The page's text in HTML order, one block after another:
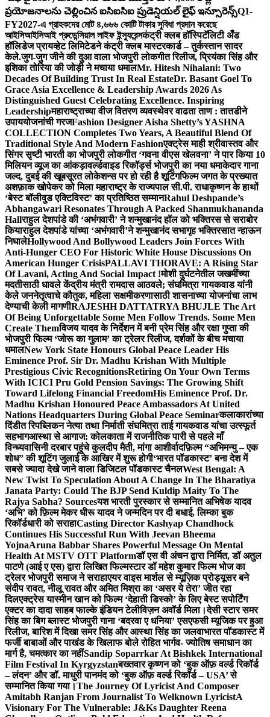
ప్రయోజనాలను చెల్లించిన ఐసిఐసిఐ ప్రుడెన్షియల్ లైఫ్ ఇన్సూరెన్స్Q1-
FY2027-এ গ্রাহকদের মোট ৪,৬৬৬ কোটি টাকার সুবিধা প্রদান করেছে
আইসিআইসিআই প্রুডেন্সিয়াল লাইফ ইন্স্যুরেন্সकंट्री क्लब हॉस्पिटॅलिटी अँड
हॉलिडेज प्रायव्हेट लिमिटेडने कंट्री क्लब मास्टरकार्ड – तुर्कस्तान सादर
केले.जुग-जुग जीने की दुआ वाला भोजपुरी लोकगीत रिलीज, प्रियंका सिंह और
इशिका तोरिया की जोड़ी ने मचाया धमालMr. Hitesh Nihalani: Two
Decades Of Building Trust In Real EstateDr. Basant Goel To
Grace Asia Excellence & Leadership Awards 2026 As
Distinguished Guest Celebrating Excellence. Inspiring
Leadershipमहाराष्ट्राच्या वीज वितरण व्यवस्थेवर वाढता ताण : तातडीने
उपाययोजनांची गरजFashion Designer Aisha Shetty’s YASHNA
COLLECTION Completes Two Years, A Beautiful Blend Of
Traditional Style And Modern Fashionएक्ट्रेस माही श्रीवास्तव और
सिंगर सृष्टी भारती का भोजपुरी लोकगीत ‘गवना वीएस खेलवना’ ने पार किया 10
मिलियन व्यूज का आंकड़ावर्ल्डवाइड रिकॉर्ड्स भोजपुरी का नया धमाकेदार गाना
जल्द, दुबई की खूबसूरत लोकेशन्स पर हो रही है शूटिंगफिल्म जगत के प्रख्यात
अशफ़ाक खोपेकर को मिला महाराष्ट्र के राज्यपाल सी.पी. राधाकृष्णन के हाथों
‘बेस्ट बॉलीवुड एक्टिविस्ट’ का प्रतिष्ठित सम्मानRahul Deshpande’s
Abhangawari Resonates Through A Packed Shanmukhananda
Hallराहुल देशपांडे की ‘अभंगवारी’ ने शन्मुखानंद हॉल को भक्तिरस से सराबोर
कियाराहुल देशपांडे यांच्या ‘अभंगवारी’ने शन्मुखानंद सभागृह भक्तिरसात न्हाऊन
निघालेHollywood And Bollywood Leaders Join Forces With
Anti-Hunger CEO For Historic White House Discussions On
American Hunger CrisisPALLAVI THORAVE: A Rising Star
Of Lavani, Acting And Social Impact !मोशी दुर्घटनेतील जखमींच्या
मदतीसाठी धावले केंद्रीय मंत्री रामदास आठवले; संघमित्रा गायकवाड यांनी
केले जननेतृत्वाचे कौतुक, महिला सक्षमीकरणासाठी शासनाच्या योजनांचा लाभ
देण्याची केली मागणीRAJESHH DATTATRYA BHUJLE The Art
Of Being Unforgettable Some Men Follow Trends. Some Men
Create Themविजय यादव के निर्देशन में बनी प्रेम सिंह और रक्षा गुप्ता की
भोजपुरी फिल्म ‘जोरू का गुलाम’ का ट्रेलर रिलीज, दर्शकों के बीच मचाया
धमालNew York State Honours Global Peace Leader His
Eminence Prof. Sir Dr. Madhu Krishan With Multiple
Prestigious Civic RecognitionsRetiring On Your Own Terms
With ICICI Pru Gold Pension Savings: The Growing Shift
Toward Lifelong Financial FreedomHis Eminence Prof. Dr.
Madhu Krishan Honoured Peace Ambassadors At United
Nations Headquarters During Global Peace Seminarकलाकारांच्या
दिंडीत रिपब्लिकन नेत्या तथा निर्माती संघमित्रा ताई गायकवाड यांचा उत्स्फूर्त
सहभागआस्था से आगाज: कोलकाता में राजनीतिक पारी से पहले माँ
विन्ध्यवासिनी दरबार पहुंचे कुलदीप मैती, मांगा आशीर्वादफ़िल्म “अभिमन्यु – एक
शोध” की शूटिंग जुलाई के आखिर में शुरू होगी‘भारत पॉडकास्ट’ बना देश में
सबसे ज्यादा देखे जाने वाला डिजिटल पॉडकास्ट चैनलWest Bengal: A
New Twist To Speculation About A Change In The Bharatiya
Janata Party: Could The BJP Send Kuldip Maity To The
Rajya Sabha? Sourcesयश भारती पुरस्कार से सम्मानित अभिषेक यादव
‘अभि’ को फ़िल्म मेकर धीरू यादव ने जन्मदिन पर दी बधाई, लिम्का बुक
रिकॉर्डधारी को सराहाCasting Director Kashyap Chandhock
Continues His Successful Run With Jeevan Bheema
YojnaAruna Babbar Shares Powerful Message On Mental
Health At MSTV OTT Platformडॉ एस वी अंचन द्वारा निर्मित, डॉ अतुल
पाटणे (आई ए एस) द्वारा लिखित फिल्मस्टार डॉ महेश कुमार फिल्म भोज का
ट्रेलर भोजपुरी समाज ने सराहाएयर वाइस मार्शल से म्यूज़िक प्रोड्यूसर बने
संदीप रावत, नीलू रावत और अमित मिश्रा का ‘असर ये तेरा’ जीत रहा
दिलएक्ट्रेस यास्मीन खान को फिल्म ‘देहाती डिस्को’ के लिए बेस्ट सपोर्टिंग
एक्टर का दादा साहब फाल्के इंडियन टेलीविज़न अवॉर्ड मिला।देसी स्टार समर
सिंह का बिग ब्लास्ट भोजपुरी गाना ‘बदरवा ए धनिया’ एसएफसी म्यूजिक पर हुआ
रिलीज, बारिश में दिखा समर सिंह और आस्था सिंह का जलवाभारत पॉडकास्ट में
फर्जी बाबाओं और पाखंड के खिलाफ बोले रोहित भार्गव- ज्योतिष समाधान का
मार्ग है, चमत्कार का नहींSandip Soparrkar At Bishkek International
Film Festival In Kyrgyzstanबख्तवार कृष्णन को ‘बुक ऑफ़ वर्ल्ड रिकॉर्ड
– लंदन’ और डॉ. माधुरी पानमंद को ‘बुक ऑफ़ वर्ल्ड रिकॉर्ड – USA’ से
सम्मानित किया गया।The Journey Of Lyricist And Composer
Amitabh Ranjan From Journalist To Welknown LyricistA
Visionary For The Vulnerable: J&Ks Daughter Reena